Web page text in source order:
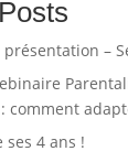
–
comment
ses 4 ans !